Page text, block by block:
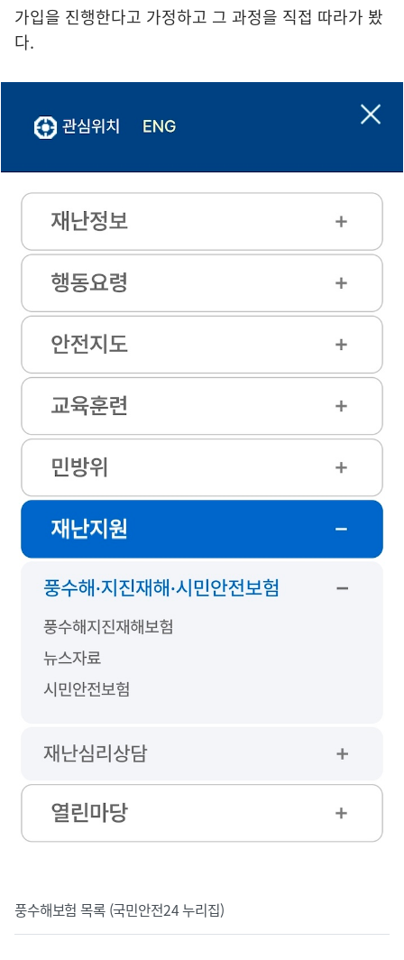
가입을 진행한다고 가정하고 그 과정을 직접 따라가 봤
다.
풍수해보험 목록 (국민안전24 누리집)